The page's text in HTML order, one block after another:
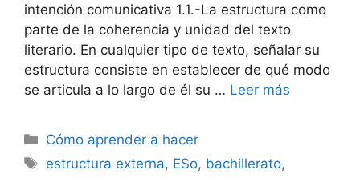
intención comunicativa 1.1.-La estructura como
parte de la coherencia y unidad del texto
literario. En cualquier tipo de texto, señalar su
estructura consiste en establecer de qué modo
se articula a lo largo de él su … Leer más
Categorías
Cómo aprender a hacer
Etiquetas
estructura externa, ESo, bachillerato,